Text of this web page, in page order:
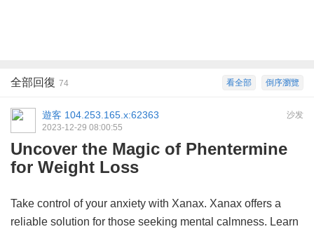
倒序瀏覽
看全部
全部回復 74
沙发
遊客 104.253.165.x:62363
2023-12-29 08:00:55
Uncover the Magic of Phentermine
for Weight Loss
Take control of your anxiety with Xanax. Xanax offers a
reliable solution for those seeking mental calmness. Learn